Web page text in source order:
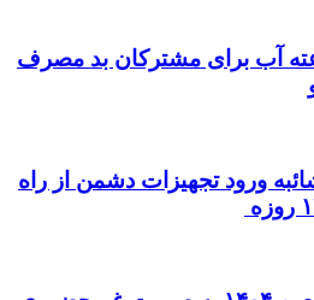
۱۲ ساعته آب برای مشترکان بد مصرف
ورود تجهیزات دشمن از راه